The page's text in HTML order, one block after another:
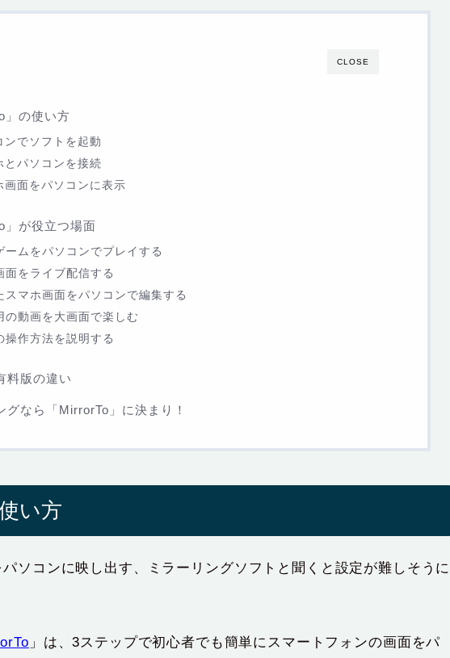
CLOSE
」の使い方
ンでソフトを起動
とパソコンを接続
画面をパソコンに表示
」が役立つ場面
ームをパソコンでプレイする
面をライブ配信する
スマホ画面をパソコンで編集する
の動画を大画面で楽しむ
操作方法を説明する
料版の違い
グなら「MirrorTo」に決まり！
い方
ソコンに映し出す、ミラーリングソフトと聞くと設定が難しそうに
」は、3ステップで初心者でも簡単にスマートフォンの画面をパ